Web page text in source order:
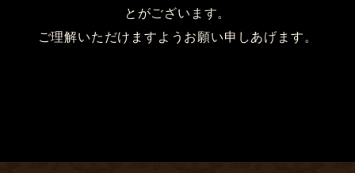
とがございます。
ご理解いただけますようお願い申しあげます。